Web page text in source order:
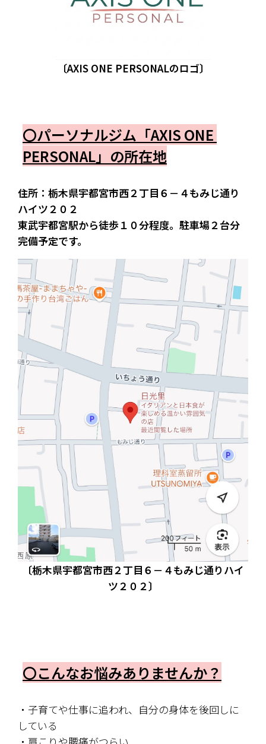
〔AXIS ONE PERSONALのロゴ〕
〇パーソナルジム「AXIS ONE
PERSONAL」の所在地
住所：栃木県宇都宮市西２丁目６－４もみじ通り
ハイツ２０２
東武宇都宮駅から徒歩１０分程度。駐車場２台分
完備予定です。
〔栃木県宇都宮市西２丁目６－４もみじ通りハイ
ツ２０２〕
〇こんなお悩みありませんか？
・子育てや仕事に追われ、自分の身体を後回しに
している